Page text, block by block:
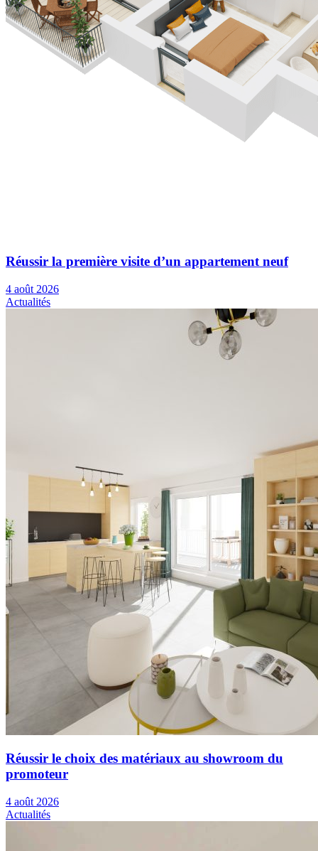
Réussir la première visite d’un appartement neuf
4 août 2026
Actualités
Réussir le choix des matériaux au showroom du
promoteur
4 août 2026
Actualités